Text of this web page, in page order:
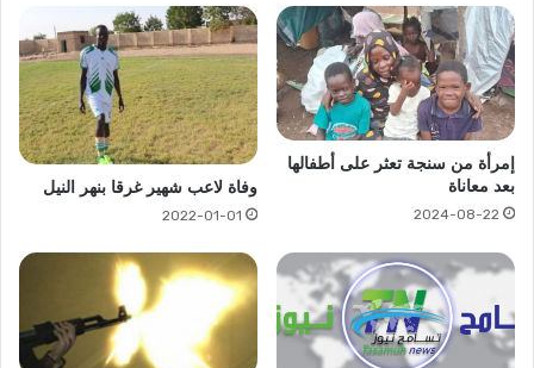
إمرأة من سنجة تعثر على أطفالها
بعد معاناة
2024-08-22
وفاة لاعب شهير غرقا بنهر النيل
2022-01-01